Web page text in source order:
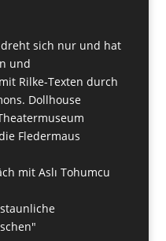
sich nur und hat
und
Rilke-Texten durch
Dollhouse
Fledermaus
mit Aslı Tohumcu